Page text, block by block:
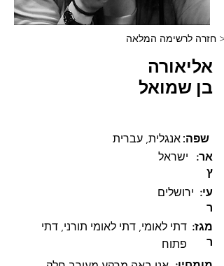
חזרה לרשימה המלאה >
אליאורה
בן שמואל
אנגלית, עברית :שפה
ישראל
:אר
ץ
ירושלים :עי
ר
דתי לאומי, דתי לאומי תורני, דתי
פתוח
:מגז
ר